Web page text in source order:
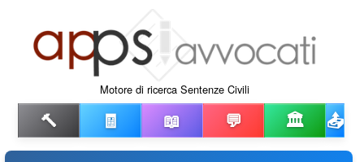
Motore di ricerca Sentenze Civili
🔨 🧾 📖 💬 🏛️ 📤